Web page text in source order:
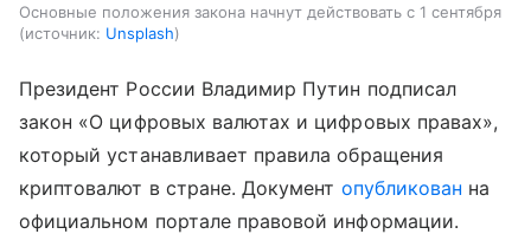
Основные положения закона начнут действовать с 1 сентября
источник: Unsplash
Президент России Владимир Путин подписал
закон «О цифровых валютах и цифровых правах»,
который устанавливает правила обращения
криптовалют в стране. Документ опубликован на
официальном портале правовой информации.